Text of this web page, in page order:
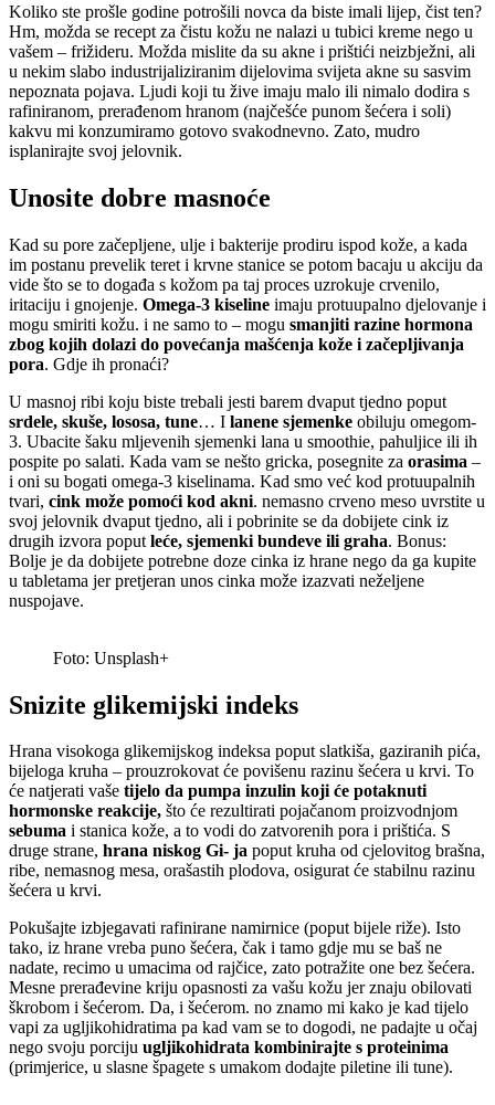
Koliko ste prošle godine potrošili novca da biste imali lijep, čist ten?
Hm, možda se recept za čistu kožu ne nalazi u tubici kreme nego u
vašem – frižideru. Možda mislite da su akne i prištići neizbježni, ali
u nekim slabo industrijaliziranim dijelovima svijeta akne su sasvim
nepoznata pojava. Ljudi koji tu žive imaju malo ili nimalo dodira s
rafiniranom, prerađenom hranom (najčešće punom šećera i soli)
kakvu mi konzumiramo gotovo svakodnevno. Zato, mudro
isplanirajte svoj jelovnik.
Unosite dobre masnoće
Kad su pore začepljene, ulje i bakterije prodiru ispod kože, a kada
im postanu prevelik teret i krvne stanice se potom bacaju u akciju da
vide što se to događa s kožom pa taj proces uzrokuje crvenilo,
iritaciju i gnojenje. Omega-3 kiseline imaju protuupalno djelovanje i
mogu smiriti kožu. i ne samo to – mogu smanjiti razine hormona
zbog kojih dolazi do povećanja mašćenja kože i začepljivanja
pora. Gdje ih pronaći?
U masnoj ribi koju biste trebali jesti barem dvaput tjedno poput
srdele, skuše, lososa, tune… I lanene sjemenke obiluju omegom-
3. Ubacite šaku mljevenih sjemenki lana u smoothie, pahuljice ili ih
pospite po salati. Kada vam se nešto gricka, posegnite za orasima –
i oni su bogati omega-3 kiselinama. Kad smo već kod protuupalnih
tvari, cink može pomoći kod akni. nemasno crveno meso uvrstite u
svoj jelovnik dvaput tjedno, ali i pobrinite se da dobijete cink iz
drugih izvora poput leće, sjemenki bundeve ili graha. Bonus:
Bolje je da dobijete potrebne doze cinka iz hrane nego da ga kupite
u tabletama jer pretjeran unos cinka može izazvati neželjene
nuspojave.
Foto: Unsplash+
Snizite glikemijski indeks
Hrana visokoga glikemijskog indeksa poput slatkiša, gaziranih pića,
bijeloga kruha – prouzrokovat će povišenu razinu šećera u krvi. To
će natjerati vaše tijelo da pumpa inzulin koji će potaknuti
hormonske reakcije, što će rezultirati pojačanom proizvodnjom
sebuma i stanica kože, a to vodi do zatvorenih pora i prištića. S
druge strane, hrana niskog Gi- ja poput kruha od cjelovitog brašna,
ribe, nemasnog mesa, orašastih plodova, osigurat će stabilnu razinu
šećera u krvi.
Pokušajte izbjegavati rafinirane namirnice (poput bijele riže). Isto
tako, iz hrane vreba puno šećera, čak i tamo gdje mu se baš ne
nadate, recimo u umacima od rajčice, zato potražite one bez šećera.
Mesne prerađevine kriju opasnosti za vašu kožu jer znaju obilovati
škrobom i šećerom. Da, i šećerom. no znamo mi kako je kad tijelo
vapi za ugljikohidratima pa kad vam se to dogodi, ne padajte u očaj
nego svoju porciju ugljikohidrata kombinirajte s proteinima
(primjerice, u slasne špagete s umakom dodajte piletine ili tune).